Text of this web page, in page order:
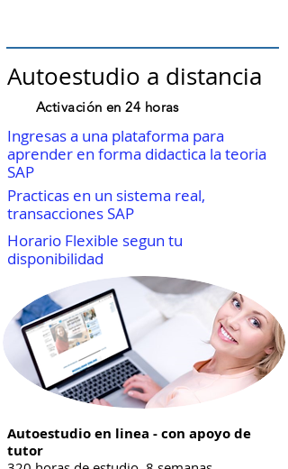
Autoestudio a distancia
Activación en 24 horas
Ingresas a una plataforma para
aprender en forma didactica la teoria
SAP
Practicas en un sistema real,
transacciones SAP
Horario Flexible segun tu
disponibilidad
Autoestudio en linea - con apoyo de
tutor